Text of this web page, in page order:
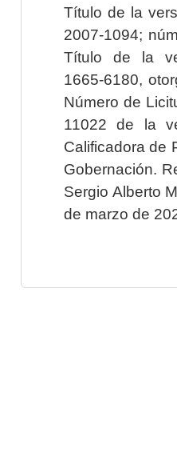
Título de la
2007-1094;
Título de la
1665-6180,
Número de
11022 de la
Calificadora de
Gobernación.
Sergio Alberto
de marzo de